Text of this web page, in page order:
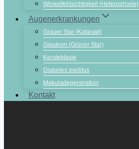
Winkelfehlsichtigkeit (Heterophorie)
Augenerkrankungen
Grauer Star (Katarakt)
Glaukom (Grüner Star)
Keratektasie
Diabetes mellitus
Makuladegeneration
Kontakt